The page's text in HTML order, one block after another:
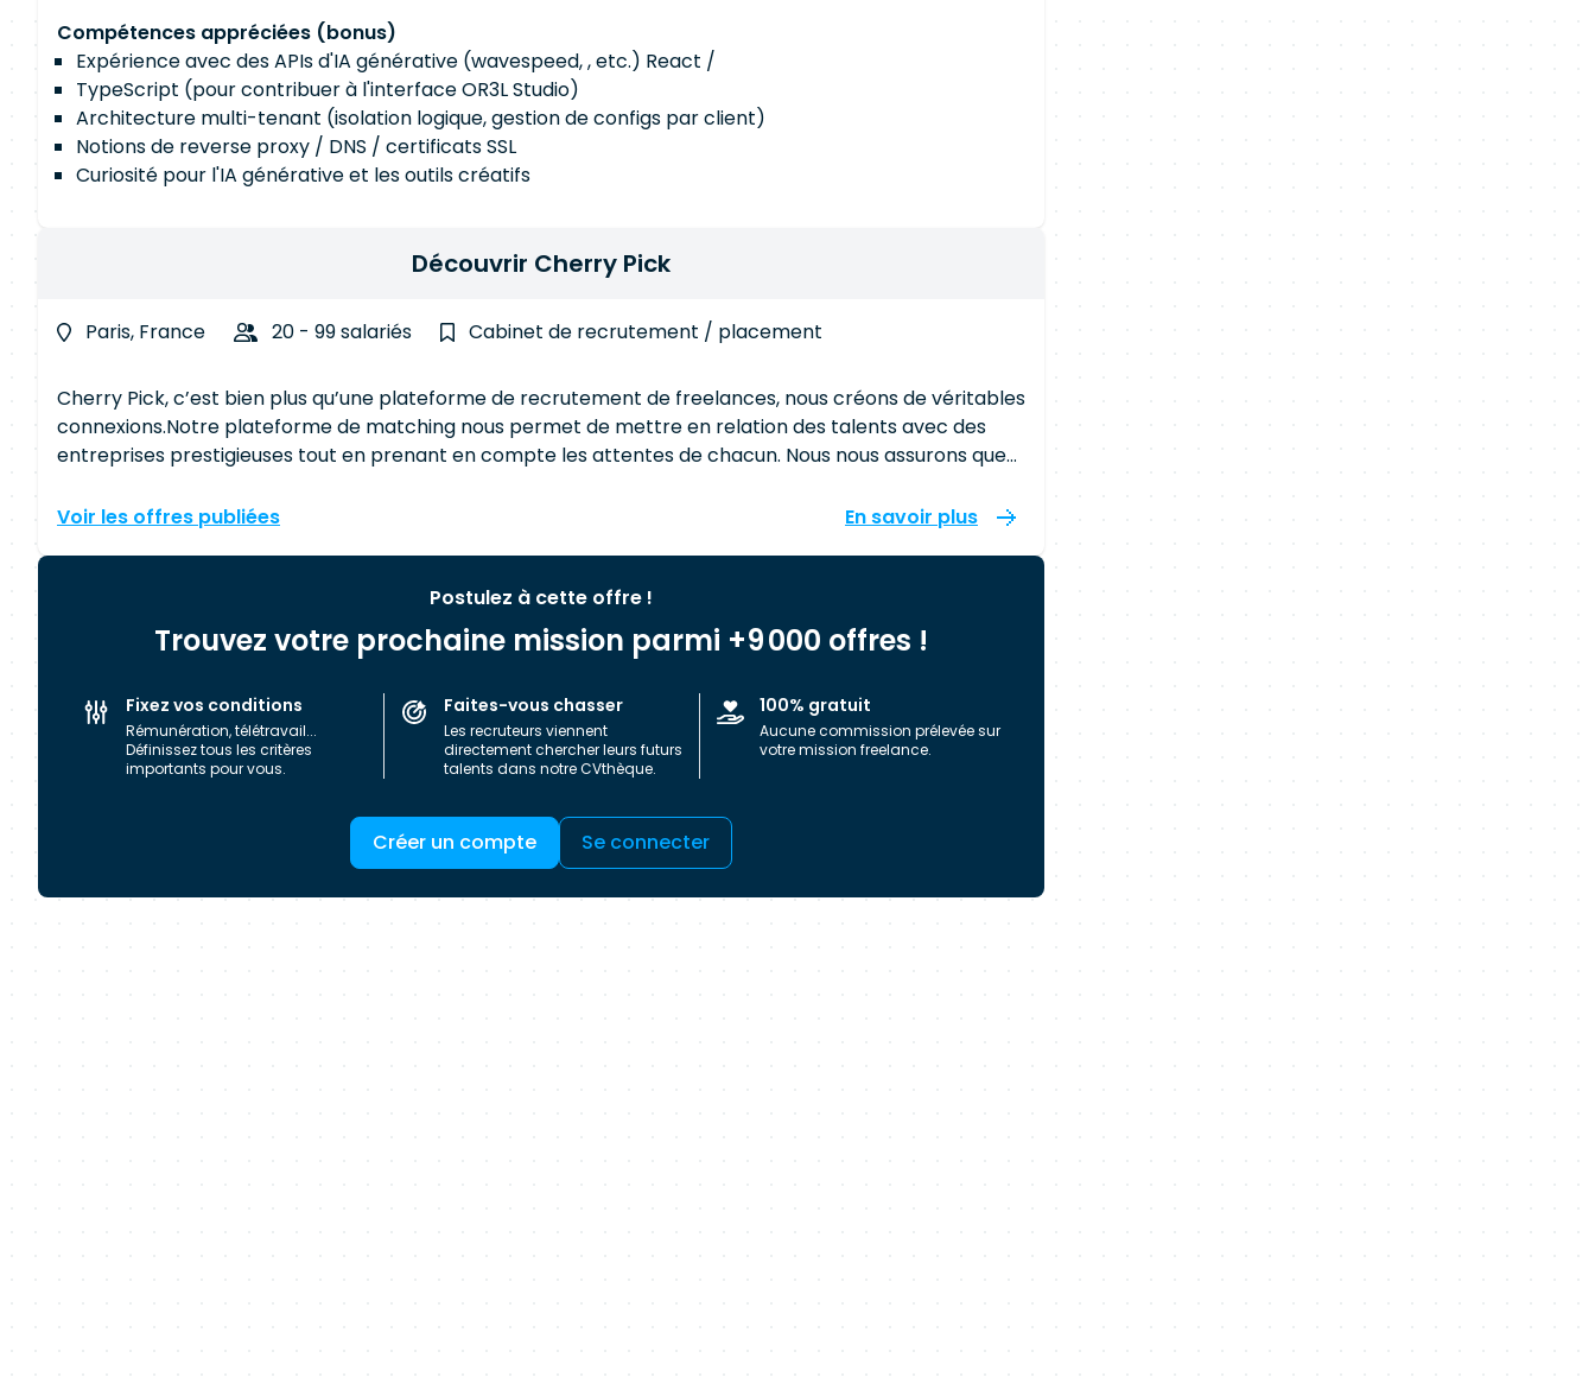
Compétences appréciées (bonus)
Expérience avec des APIs d'IA générative (wavespeed, , etc.) React /
TypeScript (pour contribuer à l'interface OR3L Studio)
Architecture multi-tenant (isolation logique, gestion de configs par client)
Notions de reverse proxy / DNS / certificats SSL
Curiosité pour l'IA générative et les outils créatifs
Découvrir Cherry Pick
Paris, France 20 - 99 salariés Cabinet de recrutement / placement
Cherry Pick, c’est bien plus qu’une plateforme de recrutement de freelances, nous créons de véritables
connexions.Notre plateforme de matching nous permet de mettre en relation des talents avec des
entreprises prestigieuses tout en prenant en compte les attentes de chacun. Nous nous assurons que
expertise technique pointue de nos équipes, mais aussi l’IA de notre plateforme. Nous sommes ainsi
Monoprix, Enedis, Leboncoin, Worldline, … Cherry Pick est membre du groupe Néo-Soft. Groupe
indépendant labellisé Happy At Work et certifié RSE par AFNOR, Néo-Soft regroupe 1700 consultants qui
accompagnent les entreprises du CAC-40 et SBF-120 dans leurs projets de transformation digitale.
Voir les offres publiées En savoir plus
Postulez à cette offre !
Trouvez votre prochaine mission parmi +9 000 offres !
Fixez vos conditions
Rémunération, télétravail...
Définissez tous les critères
importants pour vous.
Faites-vous chasser
Les recruteurs viennent
directement chercher leurs futurs
talents dans notre CVthèque.
100% gratuit
Aucune commission prélevée sur
votre mission freelance.
Créer un compte Se connecter